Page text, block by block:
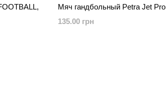
Мяч гандбольный Petra Jet Pro
135.00 грн